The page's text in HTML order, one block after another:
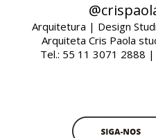
Arquitetura | Design
Arquiteta Cris Paola
Tel.: 55 11 3071 2888